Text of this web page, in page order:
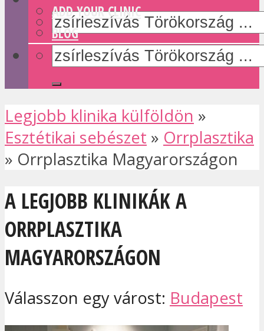
ADD YOUR CLINIC
BLOG
Legjobb klinika külföldön »
Esztétikai sebészet » Orrplasztika
» Orrplasztika Magyarországon
A LEGJOBB KLINIKÁK A
ORRPLASZTIKA
MAGYARORSZÁGON
Válasszon egy várost: Budapest